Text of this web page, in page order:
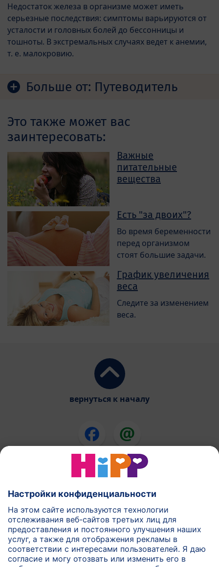
Недостаток железа в организме может иметь
серьезные последствия: симптомы варьируются от
усталости и головных болей до бессонницы и
тошноты. В экстремальных случаях ведет к анемии,
т. е. малокровию.
Больше от: Путеводитель
Это также может вас
заинтересовать:
Важные
питательные
вещества
Есть "за двоих"?
Во время беременности
перед организмом
стоят большие задачи.
График увеличения
веса
Следите за изменением
веса.
вернуться к началу
ХиПП в течении беременности
Правила политики
Условия использования
Печатать
Подробнее о HiPP Контакт